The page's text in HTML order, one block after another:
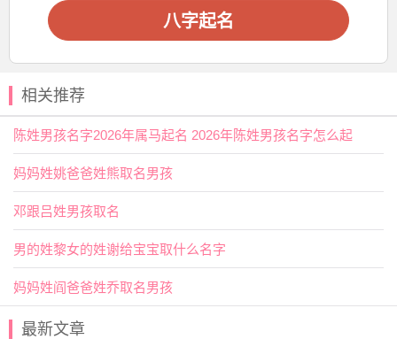
意。此外，还可以考虑与家族其他成员名字的搭配，保持一
和谐
性。最重要的是，名字要符合文化传统，避免使用
可能会带来不良联想的字眼。
赐子好名，能伴子一生。想给宝宝取一个好名字吗？选
择下方的
【宝宝起名】
八字起名
相关推荐
陈姓男孩名字2026年属马起名 2026年陈姓男孩名字怎么起
妈妈姓姚爸爸姓熊取名男孩
邓跟吕姓男孩取名
男的姓黎女的姓谢给宝宝取什么名字
妈妈姓阎爸爸姓乔取名男孩
最新文章